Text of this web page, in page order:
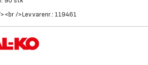
/>Lev.varenr.: 119461